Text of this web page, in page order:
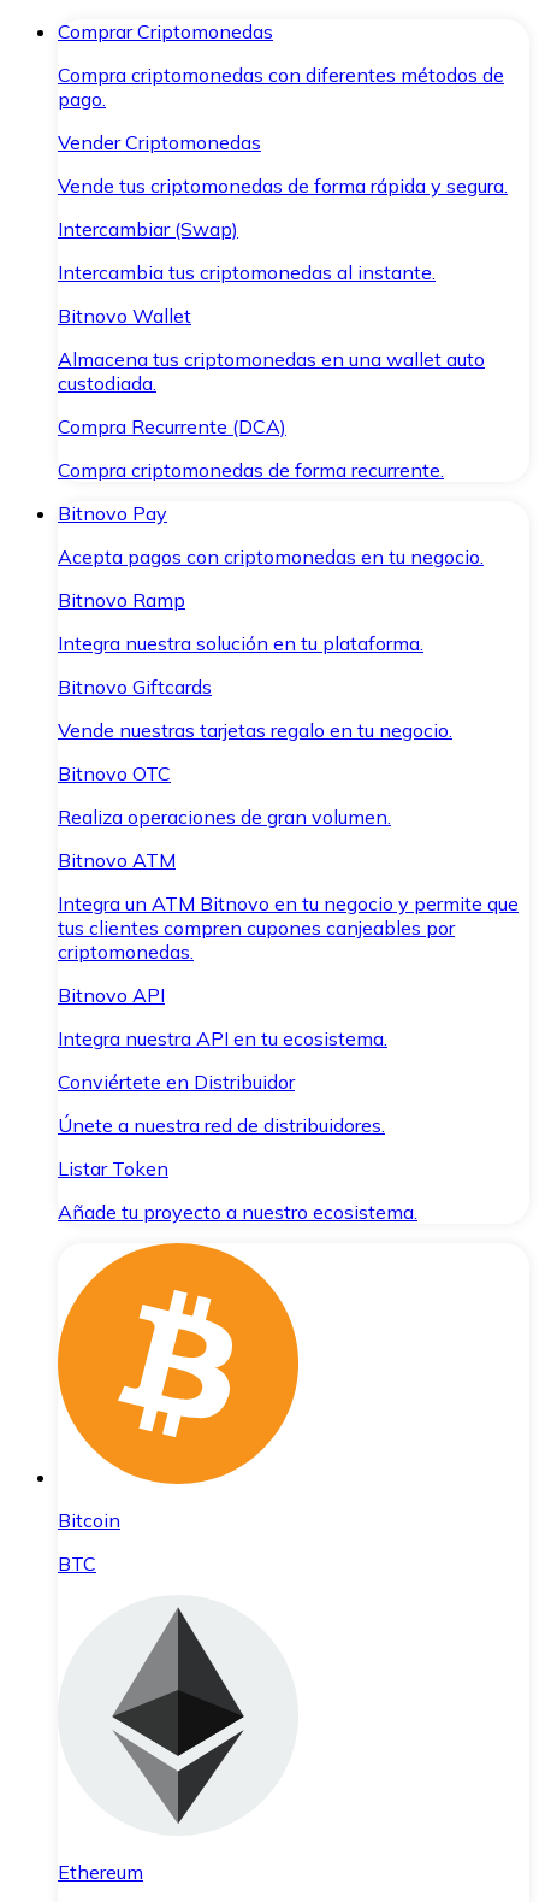
Comprar Criptomonedas
Compra criptomonedas con diferentes métodos de
pago.
Vender Criptomonedas
Vende tus criptomonedas de forma rápida y segura.
Intercambiar (Swap)
Intercambia tus criptomonedas al instante.
Bitnovo Wallet
Almacena tus criptomonedas en una wallet auto
custodiada.
Compra Recurrente (DCA)
Compra criptomonedas de forma recurrente.
Bitnovo Pay
Acepta pagos con criptomonedas en tu negocio.
Bitnovo Ramp
Integra nuestra solución en tu plataforma.
Bitnovo Giftcards
Vende nuestras tarjetas regalo en tu negocio.
Bitnovo OTC
Realiza operaciones de gran volumen.
Bitnovo ATM
Integra un ATM Bitnovo en tu negocio y permite que
tus clientes compren cupones canjeables por
criptomonedas.
Bitnovo API
Integra nuestra API en tu ecosistema.
Conviértete en Distribuidor
Únete a nuestra red de distribuidores.
Listar Token
Añade tu proyecto a nuestro ecosistema.
Bitcoin
BTC
Ethereum